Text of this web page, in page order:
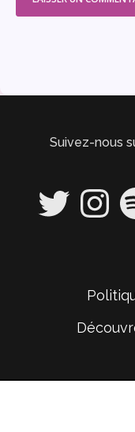
Suivez-nous
Twitter Instagram